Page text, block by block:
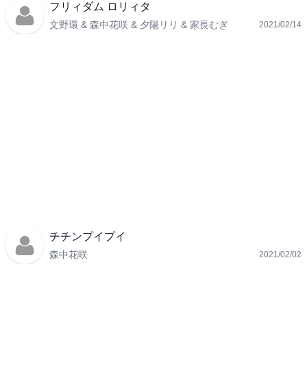
フリィダム ロリィタ
文野環 & 森中花咲 & 夕陽リリ & 家長むぎ 2021/02/14
チチンプイプイ
森中花咲 2021/02/02